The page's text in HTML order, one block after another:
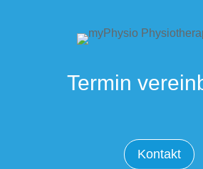
Termin
Kontakt